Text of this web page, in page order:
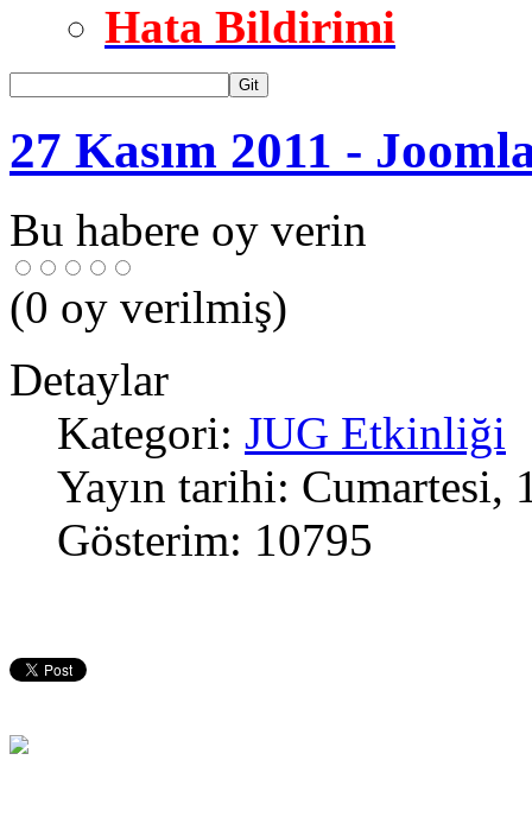
Hata Bildirimi
Git
27 Kasım 2011 -
Bu habere oy verin
(0 oy verilmiş)
Detaylar
Kategori: JUG Etkinliği
Yayın tarihi: Cumartesi,
Gösterim: 10795